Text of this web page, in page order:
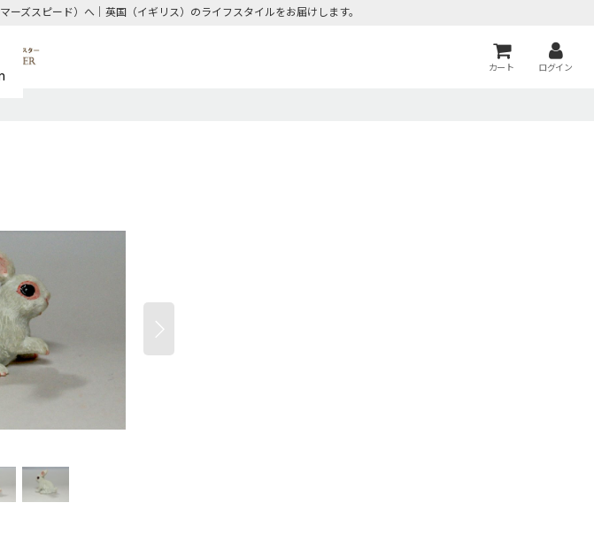
ズスピード）へ｜英国（イギリス）のライフスタイルをお届けします。
カート ログイン